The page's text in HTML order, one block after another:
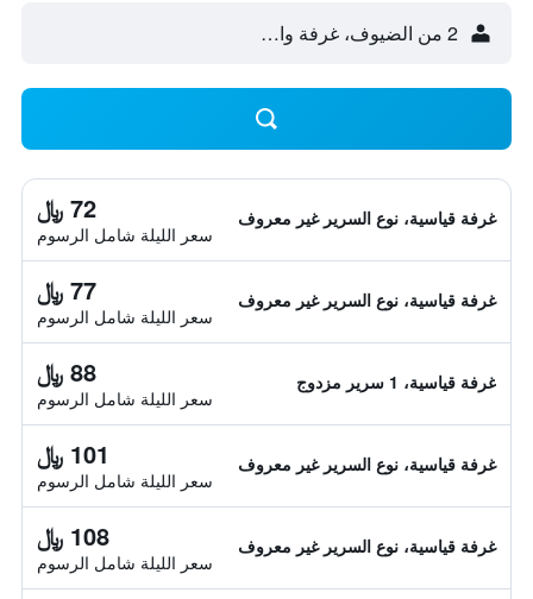
2 من الضيوف، غرفة واحدة
غرفة قياسية، نوع السرير غير معروف 72 ﷼
سعر الليلة شامل الرسوم
غرفة قياسية، نوع السرير غير معروف 77 ﷼
سعر الليلة شامل الرسوم
غرفة قياسية، 1 سرير مزدوج 88 ﷼
سعر الليلة شامل الرسوم
غرفة قياسية، نوع السرير غير معروف 101 ﷼
سعر الليلة شامل الرسوم
غرفة قياسية، نوع السرير غير معروف 108 ﷼
سعر الليلة شامل الرسوم